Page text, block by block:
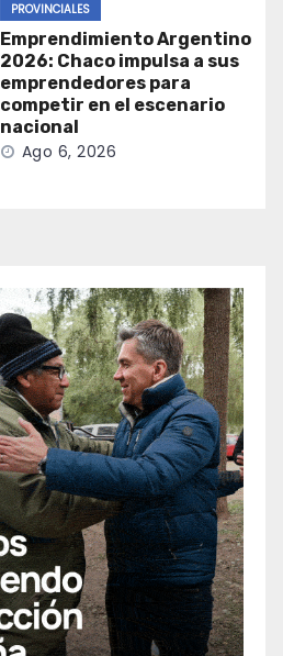
PROVINCIALES
Emprendimiento Argentino
2026: Chaco impulsa a sus
emprendedores para
competir en el escenario
nacional
Ago 6, 2026